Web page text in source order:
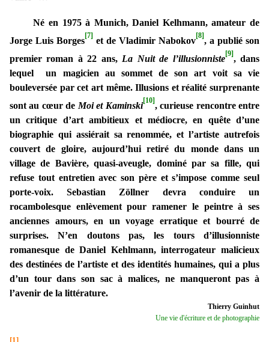
Né en 1975 à Munich, Daniel Kelhmann, amateur de
Jorge Luis Borges[7] et de Vladimir Nabokov[8], a publié son
premier roman à 22 ans,La Nuit de l’illusionniste[9], dans
lequel un magicien au sommet de son art voit sa vie
bouleversée par cet art même. Illusions et réalité surprenante
sont au cœur de Moi et Kaminski[10], curieuse rencontre entre
un critique d’art ambitieux et médiocre, en quête d’une
biographie qui assiérait sa renommée, et l’artiste autrefois
couvert de gloire, aujourd’hui retiré du monde dans un
village de Bavière, quasi-aveugle, dominé par sa fille, qui
refuse tout entretien avec son père et s’impose comme seul
porte-voix. Sebastian Zöllner devra conduire un
rocambolesque enlèvement pour ramener le peintre à ses
anciennes amours, en un voyage erratique et bourré de
surprises. N’en doutons pas, les tours d’illusionniste
romanesque de Daniel Kehlmann, interrogateur malicieux
des destinées de l’artiste et des identités humaines, qui a plus
d’un tour dans son sac à malices, ne manqueront pas à
l’avenir de la littérature.
Thierry Guinhut
Une vie d'écriture et de photographie
[1]